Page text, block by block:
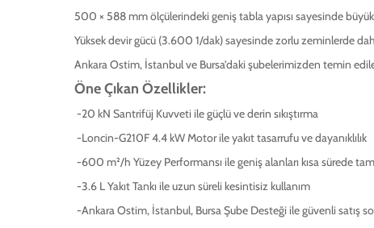
500 × 588 mm ölçülerindeki geniş tabla yapısı sayesinde
Yüksek devir gücü (3.600 1/dak) sayesinde zorlu zeminlerde
Ankara Ostim, İstanbul ve Bursa’daki şubelerimizden temin
Öne Çıkan Özellikler:
-20 kN Santrifüj Kuvveti ile güçlü ve derin sıkıştırma
-Loncin-G210F 4.4 kW Motor ile yakıt tasarrufu ve dayanıklılık
-600 m²/h Yüzey Performansı ile geniş alanları kısa sürede
-3.6 L Yakıt Tankı ile uzun süreli kesintisiz kullanım
-Ankara Ostim, İstanbul, Bursa Şube Desteği ile güvenli satış